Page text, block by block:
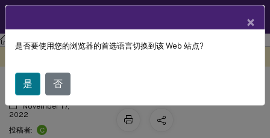
Profile Management Profile Management 2112
迁移用户存储
November 17,
2022
投稿者:
C
×
是否要使用您的浏览器的首选语言切换到该 Web 站点?
是 否